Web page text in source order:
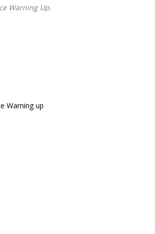
Warning Up.
Warning up